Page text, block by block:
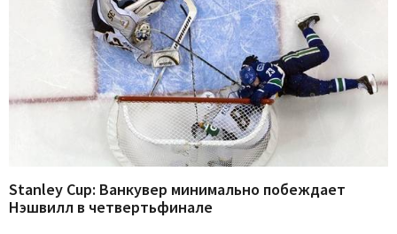
Stanley Cup: Ванкувер минимально побеждает
Нэшвилл в четвертьфинале